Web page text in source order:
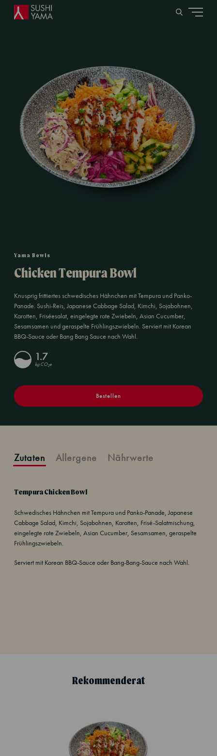
Yama Bowls
Chicken Tempura Bowl
Knusprig frittiertes schwedisches Hähnchen mit Tempura und Panko-
Panade. Sushi-Reis, Japanese Cabbage Salad, Kimchi, Sojabohnen,
Karotten, Friséesalat, eingelegte rote Zwiebeln, Asian Cucumber,
Sesamsamen und geraspelte Frühlingszwiebeln. Serviert mit Korean
BBQ-Sauce oder Bang Bang Sauce nach Wahl.
1.7
kg CO2e
Bestellen
Zutaten Allergene Nährwerte
Tempura Chicken Bowl
Schwedisches Hähnchen mit Tempura und Panko-Panade, Japanese
Cabbage Salad, Kimchi, Sojabohnen, Karotten, Frisé-Salatmischung,
eingelegte rote Zwiebeln, Asian Cucumber, Sesamsamen, geraspelte
Frühlingszwiebeln.
Serviert mit Korean BBQ-Sauce oder Bang-Bang-Sauce nach Wahl.
Rekommenderat